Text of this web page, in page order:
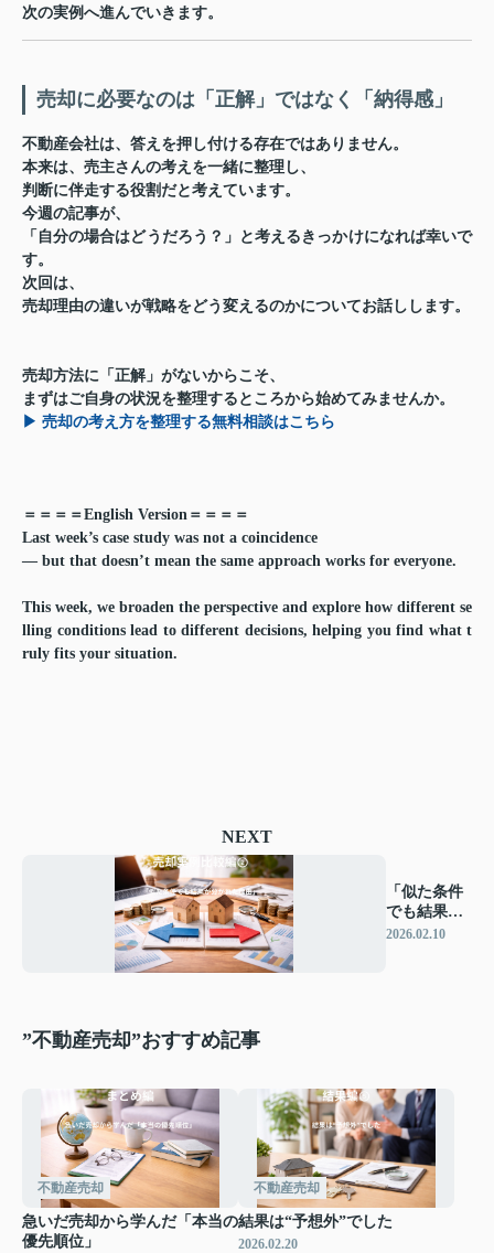
次の実例へ進んでいきます。
売却に必要なのは「正解」ではなく「納得感」
不動産会社は、答えを押し付ける存在ではありません。
本来は、売主さんの考えを一緒に整理し、
判断に伴走する役割だと考えています。
今週の記事が、
「自分の場合はどうだろう？」と考えるきっかけになれば幸いで
す。
次回は、
売却理由の違いが戦略をどう変えるのかについてお話しします。
売却方法に「正解」がないからこそ、
まずはご自身の状況を整理するところから始めてみませんか。
▶ 売却の考え方を整理する無料相談はこちら
＝＝＝＝English Version＝＝＝＝
Last week’s case study was not a coincidence
— but that doesn’t mean the same approach works for everyone.
This week, we broaden the perspective and explore how different se
lling conditions lead to different decisions, helping you find what t
ruly fits your situation.
NEXT
「似た条件
でも結果が
分かれた理
2026.02.10
”不動産売却”おすすめ記事
不動産売却
急いだ売却から学んだ「本当の
優先順位」
不動産売却
結果は“予想外”でした
2026.02.20